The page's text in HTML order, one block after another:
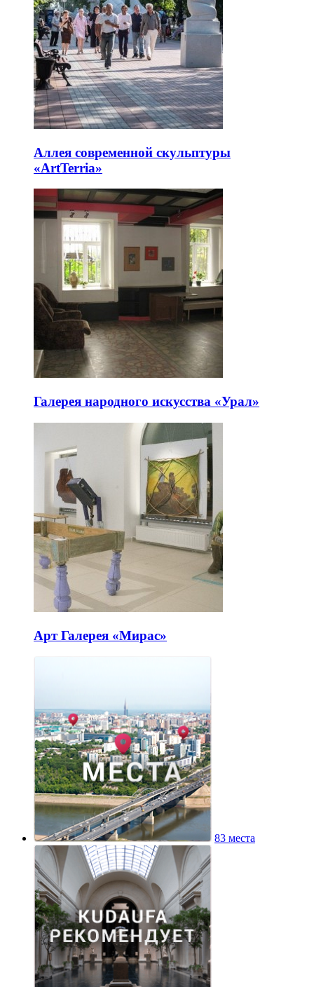
Аллея современной скульптуры
«ArtTerria»
Галерея народного искусства «Урал»
Арт Галерея «Мирас»
83 места